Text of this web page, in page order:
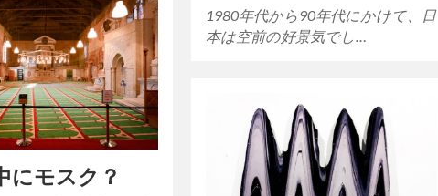
1980年代から90年代にかけて、日
本は空前の好景気でし…
にモスク？